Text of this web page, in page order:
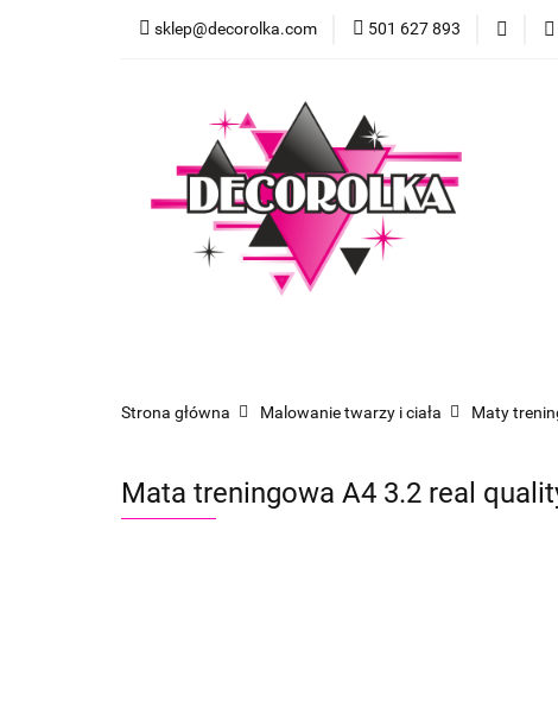
sklep@decorolka.com 501 627 893
Strona główna Malowanie twarzy i ciała Maty
Mata treningowa A4 3.2 real